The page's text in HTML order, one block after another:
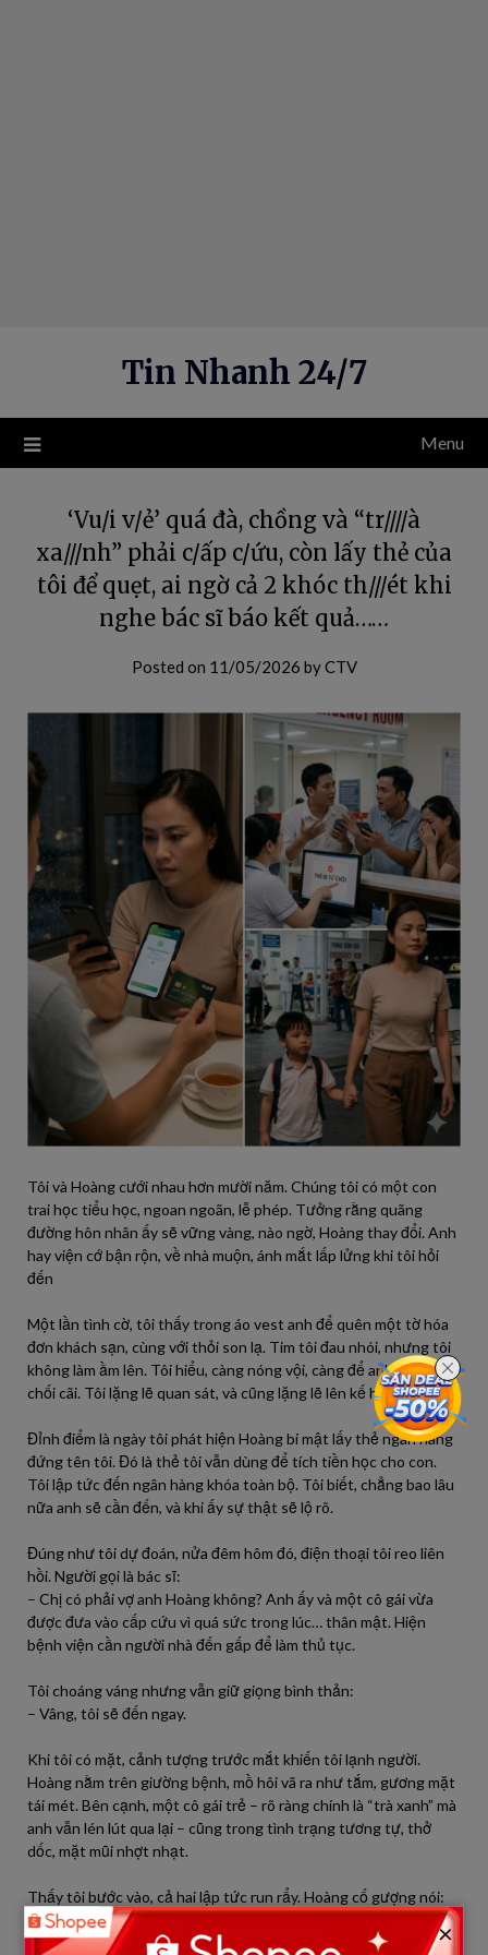
Tin Nhanh 24/7
Menu
‘Vu/i v/ẻ’ quá đà, chồng và “tr////à
xa///nh” phải c/ấp c/ứu, còn lấy thẻ của
tôi để quẹt, ai ngờ cả 2 khóc th///ét khi
nghe bác sĩ báo kết quả……
Posted on 11/05/2026 byCTV
Tôi và Hoàng cưới nhau hơn mười năm. Chúng tôi có một con
trai học tiểu học, ngoan ngoãn, lễ phép. Tưởng rằng quãng
đường hôn nhân ấy sẽ vững vàng, nào ngờ, Hoàng thay đổi. Anh
hay viện cớ bận rộn, về nhà muộn, ánh mắt lấp lửng khi tôi hỏi
đến
Một lần tình cờ, tôi thấy trong áo vest anh để quên một tờ hóa
đơn khách sạn, cùng với thỏi son lạ. Tim tôi đau nhói, nhưng tôi
không làm ầm lên. Tôi hiểu, càng nóng vội, càng để anh có lý do
chối cãi. Tôi lặng lẽ quan sát, và cũng lặng lẽ lên kế hoạch.
Đỉnh điểm là ngày tôi phát hiện Hoàng bí mật lấy thẻ ngân hàng
đứng tên tôi. Đó là thẻ tôi vẫn dùng để tích tiền học cho con.
Tôi lập tức đến ngân hàng khóa toàn bộ. Tôi biết, chẳng bao lâu
nữa anh sẽ cần đến, và khi ấy sự thật sẽ lộ rõ.
Đúng như tôi dự đoán, nửa đêm hôm đó, điện thoại tôi reo liên
hồi. Người gọi là bác sĩ:
– Chị có phải vợ anh Hoàng không? Anh ấy và một cô gái vừa
được đưa vào cấp cứu vì quá sức trong lúc… thân mật. Hiện
bệnh viện cần người nhà đến gấp để làm thủ tục.
Tôi choáng váng nhưng vẫn giữ giọng bình thản:
– Vâng, tôi sẽ đến ngay.
Khi tôi có mặt, cảnh tượng trước mắt khiến tôi lạnh người.
Hoàng nằm trên giường bệnh, mồ hôi vã ra như tắm, gương mặt
tái mét. Bên cạnh, một cô gái trẻ – rõ ràng chính là “trà xanh” mà
anh vẫn lén lút qua lại – cũng trong tình trạng tương tự, thở
dốc, mặt mũi nhợt nhạt.
Thấy tôi bước vào, cả hai lập tức run rẩy. Hoàng cố gượng nói:
– Em… sao em lại ở đây?
×